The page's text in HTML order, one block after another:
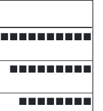
■■■■■■■■■■
■■■■■■■■■
■■■■■■■■